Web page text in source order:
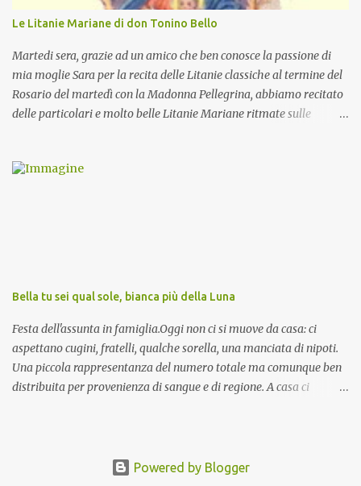
Le Litanie Mariane di don Tonino Bello
Martedi sera, grazie ad un amico che ben conosce la passione di
mia moglie Sara per la recita delle Litanie classiche al termine del
Rosario del martedì con la Madonna Pellegrina, abbiamo recitato
delle particolari e molto belle Litanie Mariane ritmate sulle
preghiera.
Bella tu sei qual sole, bianca più della Luna
Festa dell'assunta in famiglia.Oggi non ci si muove da casa: ci
aspettano cugini, fratelli, qualche sorella, una manciata di nipoti.
Una piccola rappresentanza del numero totale ma comunque ben
distribuita per provenienza di sangue e di regione. A casa ci
Powered by Blogger